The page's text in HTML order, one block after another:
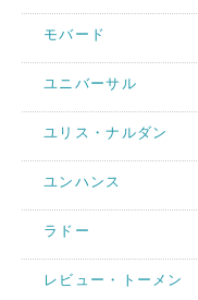
モバード
ユニバーサル
ユリス・ナルダン
ユンハンス
ラドー
レビュー・トーメン